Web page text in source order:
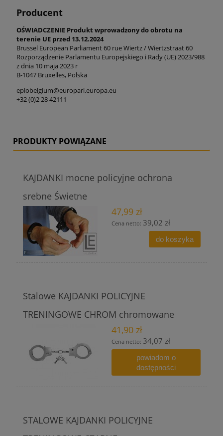
Producent
OŚWIADCZENIE Produkt wprowadzony do obrotu na
terenie UE przed 13.12.2024
Brussel European Parliament 60 rue Wiertz / Wiertzstraat 60
Rozporządzenie Parlamentu Europejskiego i Rady (UE) 2023/988
z dnia 10 maja 2023 r
B-1047 Bruxelles, Polska
eplobelgium@europarl.europa.eu
+32 (0)2 28 42111
PRODUKTY POWIĄZANE
KAJDANKI mocne policyjne ochrona
srebne Świetne
47,99 zł
Cena netto: 39,02 zł
do koszyka
Stalowe KAJDANKI POLICYJNE
TRENINGOWE CHROM chromowane
41,90 zł
Cena netto: 34,07 zł
powiadom o
dostępności
STALOWE KAJDANKI POLICYJNE